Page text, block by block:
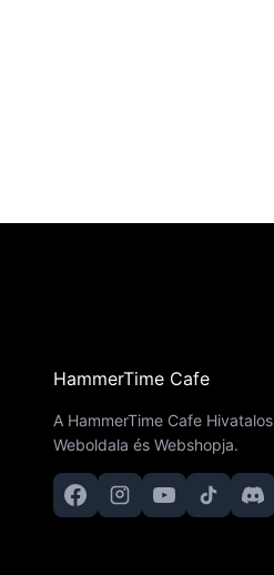
HammerTime Cafe
A HammerTime Cafe Hivatalos
Weboldala és Webshopja.